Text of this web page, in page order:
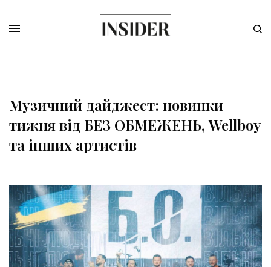
Музичний дайджест: новинки
тижня від БЕЗ ОБМЕЖЕНЬ, Wellboy
та інших артистів